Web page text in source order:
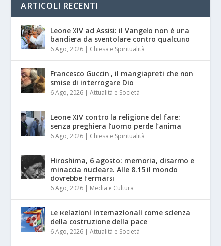
ARTICOLI RECENTI
Leone XIV ad Assisi: il Vangelo non è una
bandiera da sventolare contro qualcuno
6 Ago, 2026 | Chiesa e Spiritualità
Francesco Guccini, il mangiapreti che non
smise di interrogare Dio
6 Ago, 2026 |Attualità e Società
Leone XIV contro la religione del fare:
senza preghiera l’uomo perde l’anima
6 Ago, 2026 | Chiesa e Spiritualità
Hiroshima, 6 agosto: memoria, disarmo e
minaccia nucleare. Alle 8.15 il mondo
dovrebbe fermarsi
6 Ago, 2026 | Media e Cultura
Le Relazioni internazionali come scienza
della costruzione della pace
6 Ago, 2026 |Attualità e Società